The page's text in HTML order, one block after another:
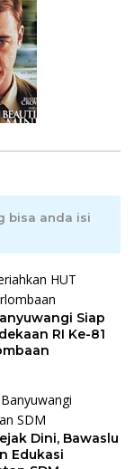
bisa anda isi
Siap
RI Ke-81
Dini, Bawaslu
Edukasi